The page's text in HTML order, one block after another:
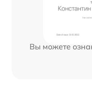
Вы можете